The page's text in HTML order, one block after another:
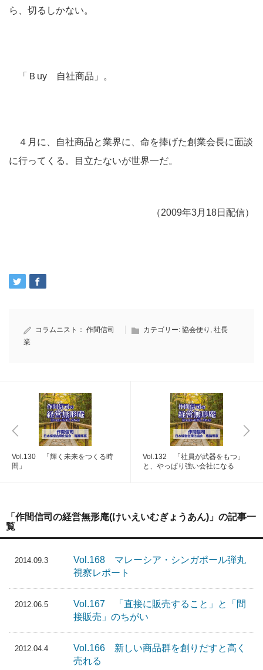
ら、切るしかない。
「Ｂuy 自社商品」。
４月に、自社商品と業界に、命を捧げた創業会長に面談
に行ってくる。目立たないが世界一だ。
（2009年3月18日配信）
コラムニスト： 作間信司 カテゴリー: 協会便り , 社長
業
Vol.130 「輝く未来をつくる時
間」
Vol.132 「社員が武器をもつ」
と、やっぱり強い会社になる
「作間信司の経営無形庵(けいえいむぎょうあん)」の記事一
覧
2014.09.3
Vol.168 マレーシア・シンガポール弾丸
視察レポート
2012.06.5
Vol.167 「直接に販売すること」と「間
接販売」のちがい
2012.04.4
Vol.166 新しい商品群を創りだすと高く
売れる